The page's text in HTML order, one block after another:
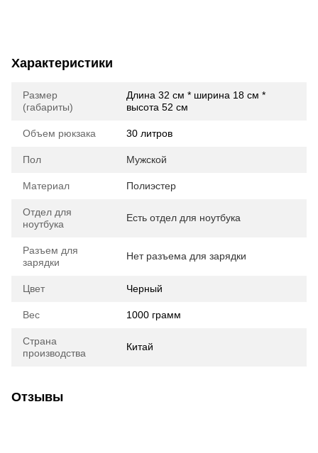
Характеристики
Размер
(габариты)
Длина 32 см * ширина 18 см *
высота 52 см
Объем рюкзака 30 литров
Пол Мужской
Материал Полиэстер
Отдел для
ноутбука
Есть отдел для ноутбука
Разъем для
зарядки
Нет разъема для зарядки
Цвет Черный
Вес 1000 грамм
Страна
производства
Китай
Отзывы